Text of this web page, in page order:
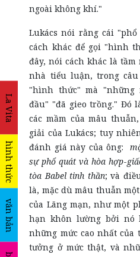
La Vita
hình thức
văn bản
ngoài không khí."
Lukács nói rằng cái
cách khác để gọi "hình
đây, nói cách khác là
nhà tiểu luận, trong
"hình thức" mà "những
đầu" "đã gieo trồng." Đó
các mầm của mâu
giải của Lukács; tuy
đánh giá này của ông:
sự phổ quát và hòa hợp-
tòa Babel tinh thần; và
là, mặc dù mâu thuẫn
của Lãng mạn, như một
hạn khôn lường bởi
những mức cao nhất
tưởng ở mức thật, và